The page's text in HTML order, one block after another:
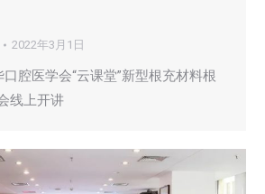
2022年3月1日
腔医学会“云课堂”新型根充材料根
线上开讲